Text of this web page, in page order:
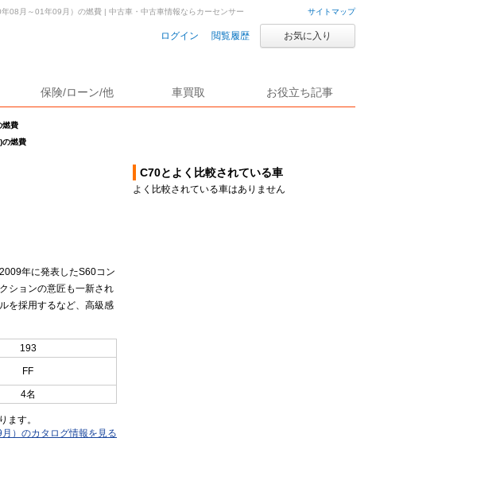
サイトマップ
ログイン 閲覧履歴 お気に入り
保険/ローン/他 車買取 お役立ち記事
燃費
の燃費
08月～01年09月）の燃費 | 中古車・中古車情報ならカーセンサー
年に発表したS60コン
ションの意匠も一新され
を採用するなど、高級感
193
FF
4名
ます。
）のカタログ情報を見る
C70とよく比較されている車
よく比較されている車はありません